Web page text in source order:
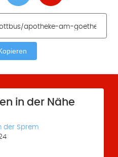
in der Nähe
der Sprem